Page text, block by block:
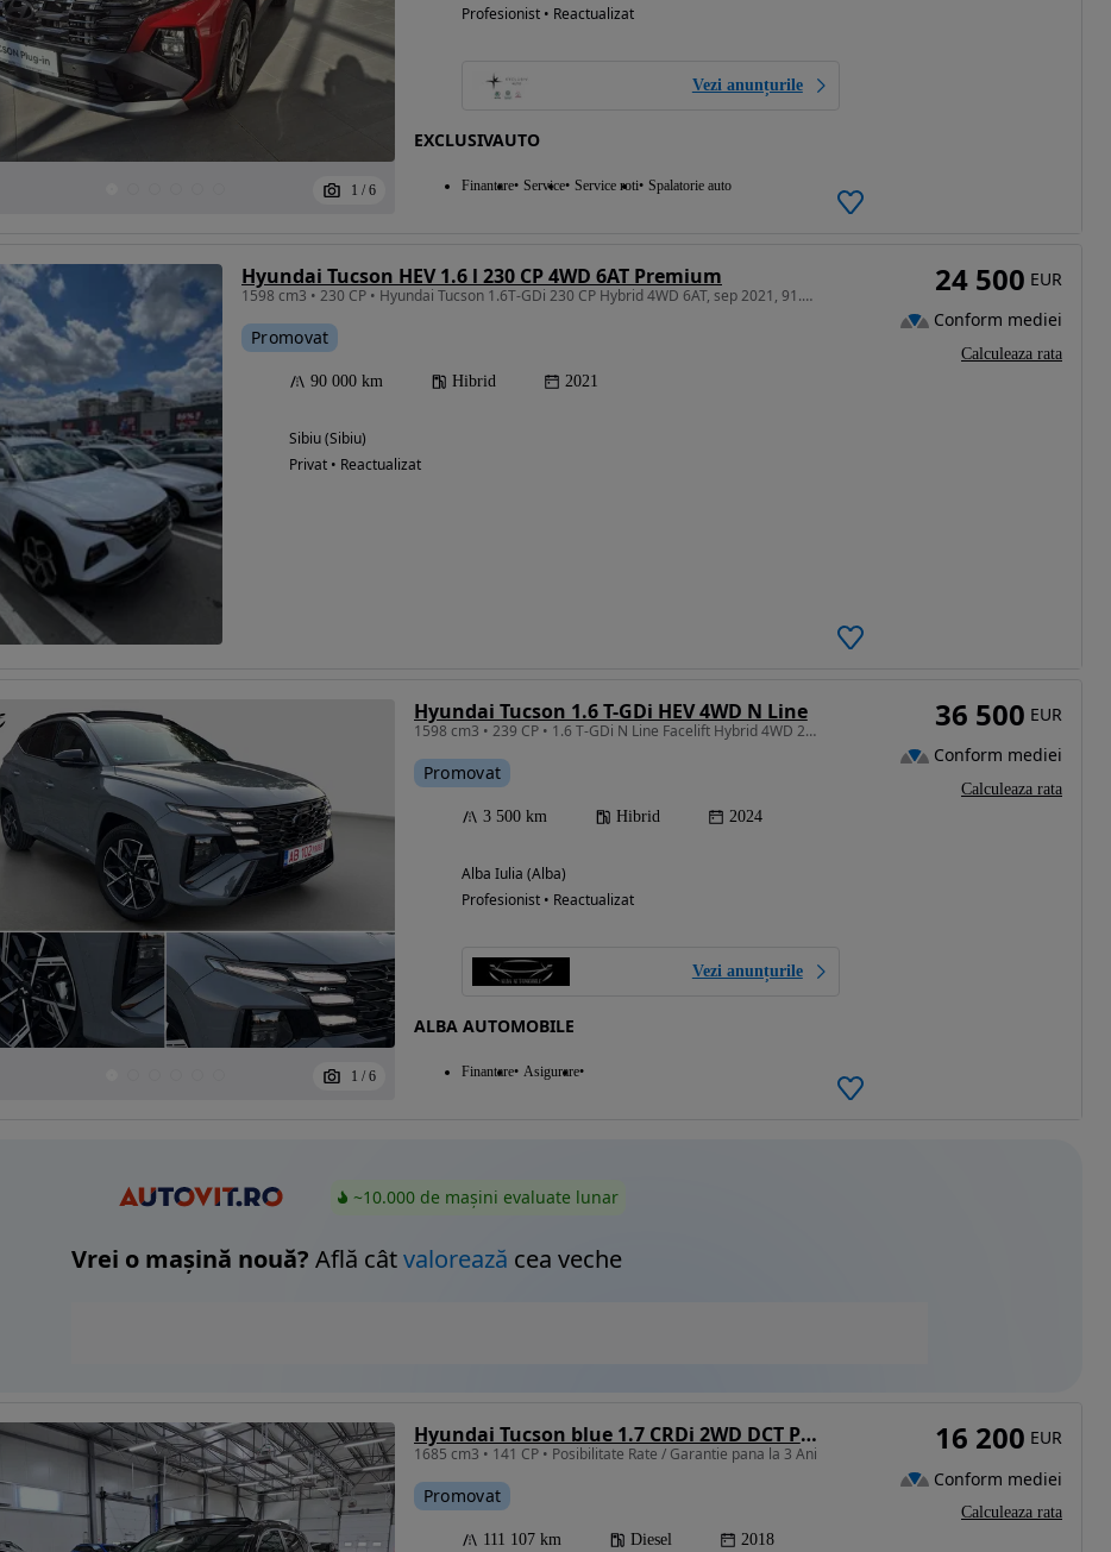
1 / 6
Profesionist • Reactualizat
Vezi anunțurile
EXCLUSIVAUTO
Finantare Service Service roti Spalatorie auto
Hyundai Tucson HEV 1.6 l 230 CP 4WD 6AT Premium
1598 cm3 • 230 CP • Hyundai Tucson 1.6T-GDi 230 CP Hybrid 4WD 6AT, sep 2021, 91.000 KM
Promovat
90 000 km Hibrid 2021
Sibiu (Sibiu)
Privat • Reactualizat
24 500 EUR
Conform mediei
Calculeaza rata
1 / 6
Hyundai Tucson 1.6 T-GDi HEV 4WD N Line
1598 cm3 • 239 CP • 1.6 T-GDi N Line Facelift Hybrid 4WD 239 CP Full Garantie Germania
Promovat
3 500 km Hibrid 2024
Alba Iulia (Alba)
Profesionist • Reactualizat
Vezi anunțurile
ALBA AUTOMOBILE
Finantare Asigurare
36 500 EUR
Conform mediei
Calculeaza rata
~10.000 de mașini evaluate lunar
Vrei o mașină nouă? Află câtvalorează cea veche
Hyundai Tucson blue 1.7 CRDi 2WD DCT Premium
1685 cm3 • 141 CP • Posibilitate Rate / Garantie pana la 3 Ani
Promovat
111 107 km Diesel 2018
16 200 EUR
Conform mediei
Calculeaza rata